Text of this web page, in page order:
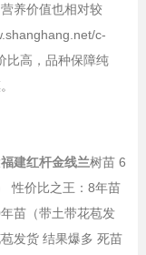
养价值也相对较
c-
比高，品种保障纯
福建红杆金线兰树苗 6
性价比之王：8年苗
苗（带土带花苞发
发货 结果爆多 死苗